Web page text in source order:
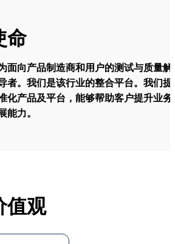
命
面向产品制造商和用户的测试与质量解
者。我们是该行业的整合平台。我们提
化产品及平台，能够帮助客户提升业务
能力。
值观